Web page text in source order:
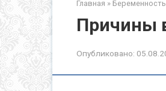
Главная » Беременность
Причины
Опубликовано: